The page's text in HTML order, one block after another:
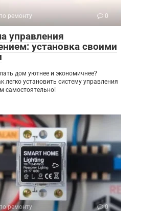
ремонту 0
управления
установка своими
дом уютнее и экономичнее?
легко установить систему управления
самостоятельно!
ремонту 0